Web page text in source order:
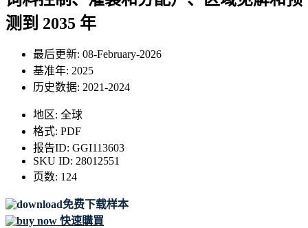
测到 2035 年
最后更新: 08-February-2026
基准年: 2025
历史数据: 2021-2024
地区: 全球
格式: PDF
报告ID: GGI113603
SKU ID: 28012551
页数: 124
免费下载样本
快速購買